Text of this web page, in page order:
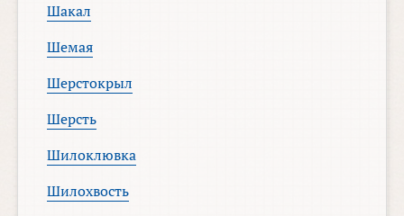
Шакал
Шемая
Шерстокрыл
Шерсть
Шилоклювка
Шилохвость